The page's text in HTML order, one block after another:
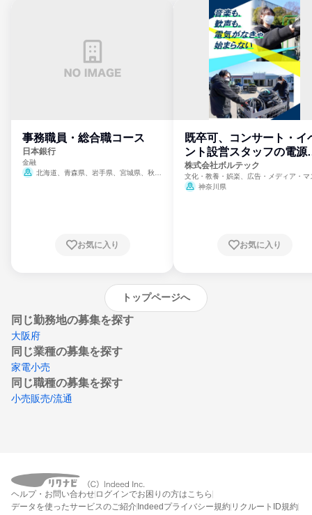
事務職員・総合職コース
日本銀行
金融
北海道、青森県、岩手県、宮城県、秋田
崎県、熊本県、大分県、宮崎県、鹿児島県、
お気に入り
既卒可、コンサート・イ
ント設営スタッフの電源
門
株式会社ボルテック
文化・教養・娯楽、広告・メディア・マ
ミ、電力・ガス・水道・エネルギー
神奈川県
お気に入り
トップページへ
同じ勤務地の募集を探す
大阪府
同じ業種の募集を探す
家電小売
同じ職種の募集を探す
小売販売/流通
ヘルプ・お問い合わせ ログインでお困りの方はこちら
データを使ったサービスのご紹介Indeedプライバシー規約 リクルートID規約